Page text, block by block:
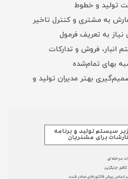
تولید و خطوط
به مشتری و کنترل تاخیر
به تعریف فرمول
انبار، فروش و تدارکات
بهای تمام‌شده
بهتر مدیران تولید و